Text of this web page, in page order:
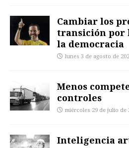
Cambiar los
transición por
la democracia
lunes 3 de agosto de
Menos
controles
miércoles 29 de julio de
Inteligencia